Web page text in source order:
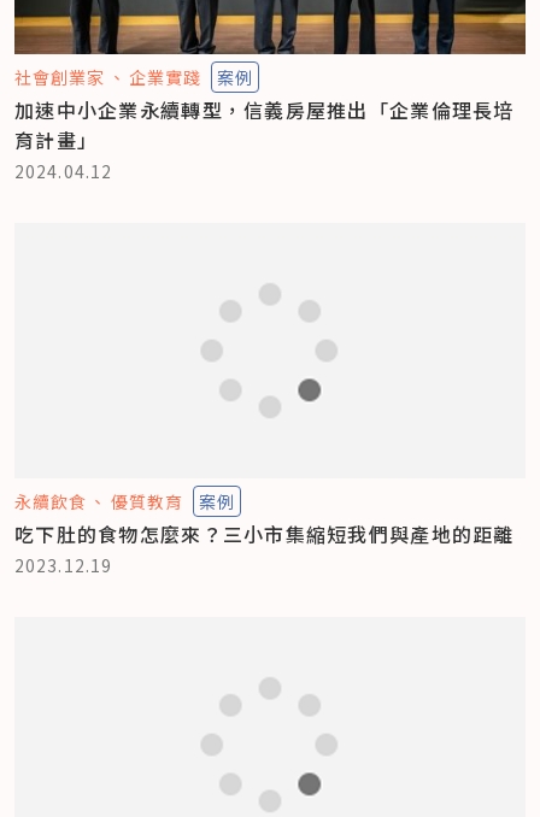
社會創業家 企業實踐 案例
加速中小企業永續轉型，信義房屋推出「企業倫理長培
育計畫」
2024.04.12
永續飲食 優質教育 案例
吃下肚的食物怎麼來？三小市集縮短我們與產地的距離
2023.12.19